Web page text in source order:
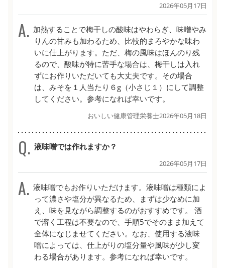
2026年05月17日
加熱することで梅干しの酸味はやわらぎ、味噌やみ
りんの甘みも加わるため、比較的まろやかな味わ
いに仕上がります。ただ、梅の風味はほんのり残
るので、酸味が特に苦手な場合は、梅干しは入れ
ずにお作りいただいても大丈夫です。その場合
は、みそを１人当たり６g（小さじ１）にして調整
してください。参考になれば幸いです。
おいしい健康管理栄養士2026年05月18日
液味噌では作れますか？
2026年05月17日
液味噌でもお作りいただけます。液味噌は種類によ
って濃さや塩分が異なるため、まずは少なめに加
え、味を見ながら調整するのがおすすめです。 酒
で溶く工程は不要なので、手順5でそのまま加えて
全体になじませてください。なお、使用する液味
噌によっては、仕上がりの塩分量や風味が少し変
わる場合があります。参考になれば幸いです。